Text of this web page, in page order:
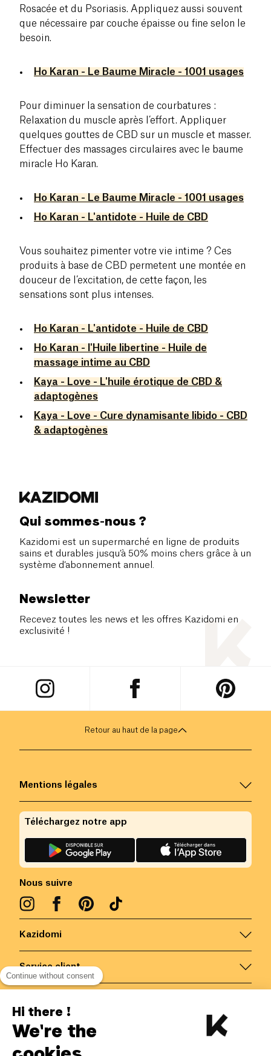
Rosacée et du Psoriasis. Appliquez aussi souvent
que nécessaire par couche épaisse ou fine selon le
besoin.
Ho Karan - Le Baume Miracle - 1001 usages
Pour diminuer la sensation de courbatures :
Relaxation du muscle après l’effort. Appliquer
quelques gouttes de CBD sur un muscle et masser.
Effectuer des massages circulaires avec le baume
miracle Ho Karan.
Ho Karan - Le Baume Miracle - 1001 usages
Ho Karan - L'antidote - Huile de CBD
Vous souhaitez pimenter votre vie intime ? Ces
produits à base de CBD permetent une montée en
douceur de l’excitation, de cette façon, les
sensations sont plus intenses.
Ho Karan - L'antidote - Huile de CBD
Ho Karan - l'Huile libertine - Huile de
massage intime au CBD
Kaya - Love - L'huile érotique de CBD &
adaptogènes
Kaya - Love - Cure dynamisante libido - CBD
& adaptogènes
Qui sommes-nous ?
Kazidomi est un supermarché en ligne de produits
sains et durables jusqu’à 50% moins chers grâce à un
système d’abonnement annuel.
Newsletter
Recevez toutes les news et les offres Kazidomi en
exclusivité !
Retour au haut de la page
Kazidomi
Service client
Mentions légales
Nous suivre
Téléchargez notre app
Belgique/ FR
Paiements sécurisés via
Continue without consent
Hi there !
We're the